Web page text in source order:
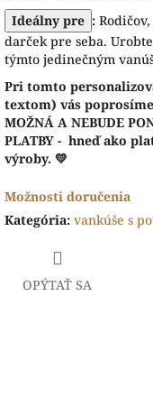
Ideálny pre :
darček pre seba.
týmto jedinečným
Pri tomto
textom) vás
MOŽNÁ A NEBUDE
PLATBY - hneď ako
výroby. 💛
Možnosti doručenia
Kategória: vankúše s
OPÝTAŤ SA